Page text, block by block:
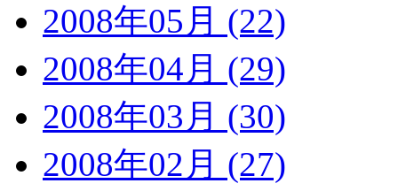
2008年05月 (22)
2008年04月 (29)
2008年03月 (30)
2008年02月 (27)